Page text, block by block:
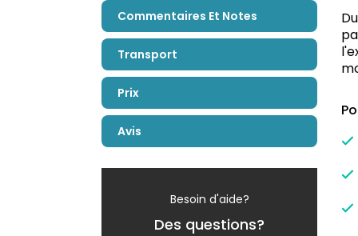
Commentaires Et Notes
Transport
Prix
Avis
Besoin d'aide?
Des questions?